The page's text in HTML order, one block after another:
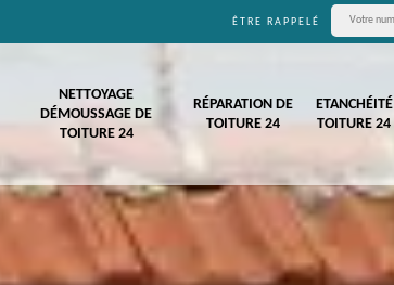
ÊTRE RAPPELÉ
NETTOYAGE
DÉMOUSSAGE DE
TOITURE 24
RÉPARATION DE
TOITURE 24
ETANCHÉITÉ
TOITURE 24